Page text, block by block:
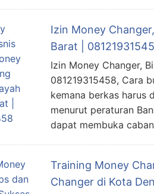
Izin Money
Barat |
Izin Money Changer,
081219315458, Cara
kemana berkas harus
menurut peraturan
dapat membuka
Training Money
Changer di Kota